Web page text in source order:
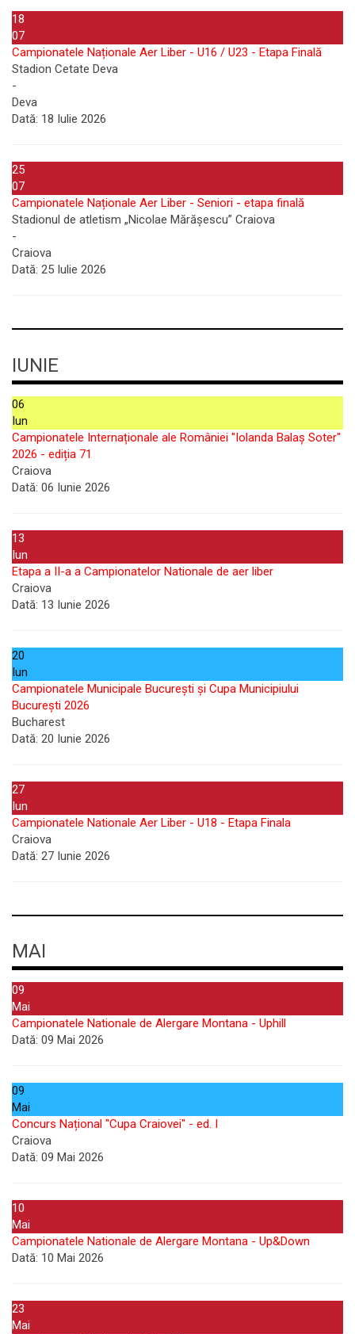
18
07
Campionatele Naționale Aer Liber - U16 / U23 - Etapa Finală
Stadion Cetate Deva
-
Deva
Dată: 18 Iulie 2026
25
07
Campionatele Naționale Aer Liber - Seniori - etapa finală
Stadionul de atletism „Nicolae Mărășescu” Craiova
-
Craiova
Dată: 25 Iulie 2026
IUNIE
06
Iun
Campionatele Internaționale ale României "Iolanda Balaș Soter"
2026 - ediția 71
Craiova
Dată: 06 Iunie 2026
13
Iun
Etapa a II-a a Campionatelor Nationale de aer liber
Craiova
Dată: 13 Iunie 2026
20
Iun
Campionatele Municipale București și Cupa Municipiului
București 2026
Bucharest
Dată: 20 Iunie 2026
27
Iun
Campionatele Nationale Aer Liber - U18 - Etapa Finala
Craiova
Dată: 27 Iunie 2026
MAI
09
Mai
Campionatele Nationale de Alergare Montana - Uphill
Dată: 09 Mai 2026
09
Mai
Concurs Național "Cupa Craiovei" - ed. I
Craiova
Dată: 09 Mai 2026
10
Mai
Campionatele Nationale de Alergare Montana - Up&Down
Dată: 10 Mai 2026
23
Mai